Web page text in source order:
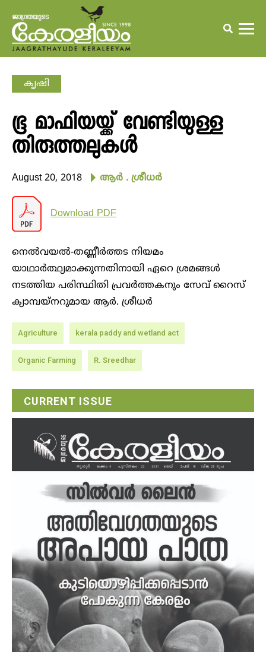
കൃഷി
ഭൂ മാഫിയയ്ക്ക് വേണ്ടിയുള്ള
തിരുത്തലുകള്‍
August 20, 2018 ആര്‍ . ശ്രീധര്‍
Download PDF
നെല്‍വയല്‍-തണ്ണീര്‍ത്തട നിയമം
യാഥാര്‍ത്ഥ്യമാക്കുന്നതിനായി ഏറെ ശ്രമങ്ങള്‍
നടത്തിയ പരിസ്ഥിതി പ്രവര്‍ത്തകനും സേവ് റൈസ്
ക്യാമ്പയ്‌നറുമായ ആര്‍. ശ്രീധര്‍
Agriculture kerala paddy and wetland act
Organic Farming R. Sreedhar
CURRENT ISSUE